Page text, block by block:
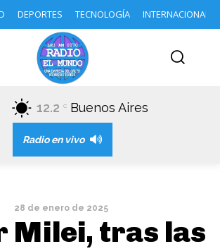
DEPORTES TECNOLOGÍA INTERNACIONAL
12.2 C Buenos Aires
Radio en vivo
28 de enero de 2025
Milei, tras las